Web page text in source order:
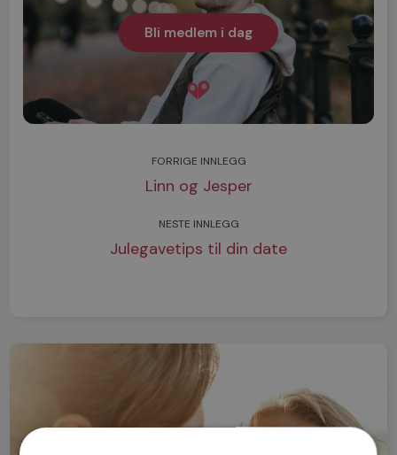
Bli medlem i dag
FORRIGE INNLEGG
Linn og Jesper
NESTE INNLEGG
Julegavetips til din date